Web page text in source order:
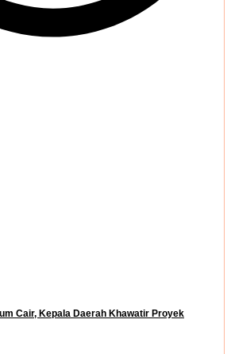
Cair, Kepala Daerah Khawatir Proyek